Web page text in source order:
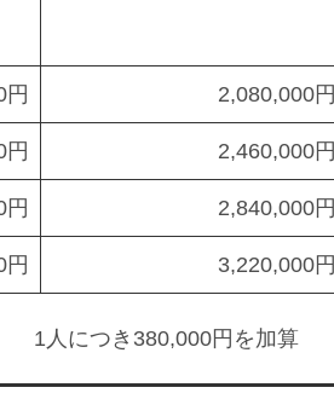
円 2,080,000円
円 2,460,000円
円 2,840,000円
円 3,220,000円
1人につき380,000円を加算